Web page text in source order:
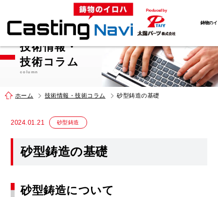
Produced by
鋳物の
技術情報・
技術コラム
column
ホーム 技術情報・技術コラム 砂型鋳造の基礎
2024.01.21 砂型鋳造
砂型鋳造の基礎
砂型鋳造について